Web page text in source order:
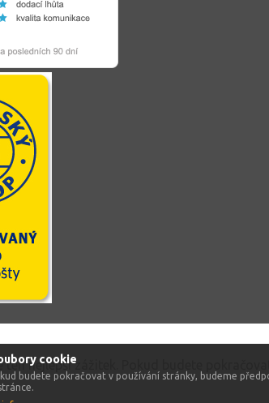
cookie
budete pokračovat v používání stránky, budeme
nejlepší zážitek. Pokud budete